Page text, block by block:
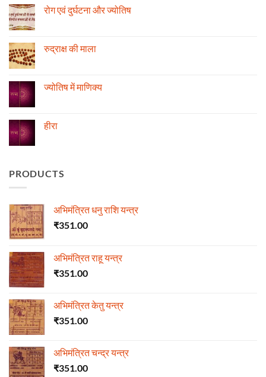
मंगल
ग्रह
अनुसार
तेजी-
रोग एवं दुर्घटना और ज्योतिष
रोग
एवं
रुद्राक्ष की माला
रुद्राक्ष
की
ज्योतिष में माणिक्य
ज्योतिष
मेंहीरा
PRODUCTS
अभिमंत्रित धनु राशि यन्त्र
₹351.00
अभिमंत्रित राहू यन्त्र
₹351.00
अभिमंत्रित केतु यन्त्र
₹351.00
अभिमंत्रित चन्द्र यन्त्र
₹351.00